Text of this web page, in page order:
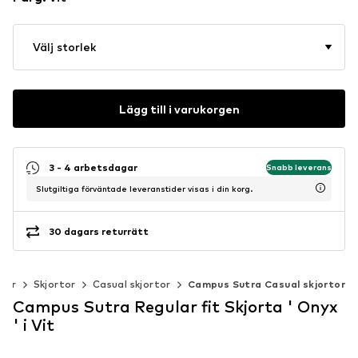
Välj storlek
Lägg till i varukorgen
3 - 4 arbetsdagar Snabb leverans
Slutgiltiga förväntade leveranstider visas i din korg.
30 dagars returrätt
Skjortor Casual skjortor Campus Sutra Casual skjortor
Campus Sutra Regular fit Skjorta ' Onyx
' i Vit